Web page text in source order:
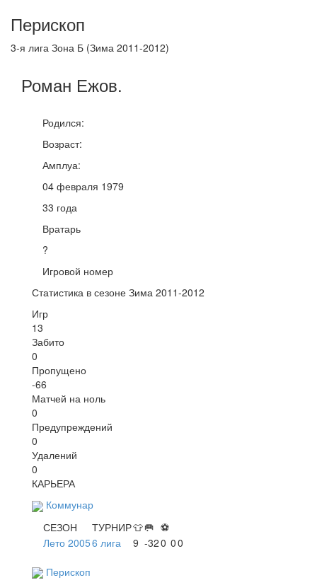
Перископ
3-я лига Зона Б (Зима 2011-2012)
Роман Ежов.
Родился:
Возраст:
Амплуа:
04 февраля 1979
33 года
Вратарь
?
Игровой номер
Статистика в сезоне Зима 2011-2012
Игр
13
Забито
0
Пропущено
-66
Матчей на ноль
0
Предупреждений
0
Удалений
0
КАРЬЕРА
Коммунар
СЕЗОН
ТУРНИР👕🥅 ⚽
Лето 20056 лига 9 -320 00
Перископ